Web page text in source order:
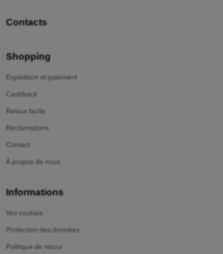
Contacts
Shopping
Expédition et paiement
Cashback
Retour facile
Réclamations
Contact
À propos de nous
Informations
Vos cookies
Protection des données
Politique de retour